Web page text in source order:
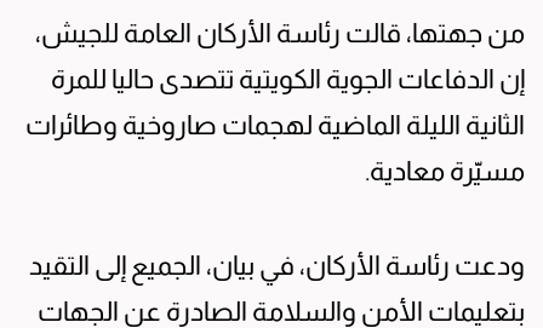
من جهتها، قالت رئاسة الأركان العامة للجيش،
إن الدفاعات الجوية الكويتية تتصدى حاليا للمرة
الثانية الليلة الماضية لهجمات صاروخية وطائرات
مسيّرة معادية.
ودعت رئاسة الأركان، في بيان، الجميع إلى التقيد
بتعليمات الأمن والسلامة الصادرة عن الجهات